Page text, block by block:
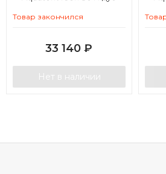
Товар закончился
33 140 ₽
Нет в наличии